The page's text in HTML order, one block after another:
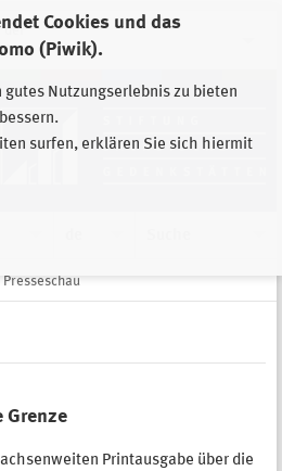
Cookies und das
(Piwik).
gutes Nutzungserlebnis zu bieten
surfen, erklären Sie sich hiermit
der
Presseschau
Grenze
Printausgabe über die